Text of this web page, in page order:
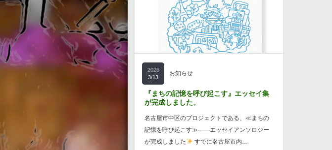
2026
3/13
お知らせ
『まちの記憶を呼び起こす』エッセイ集
が完成しました。
名古屋市中区のプロジェクトである、≪まちの
記憶を呼び起こす≫――エッセイアンソロジー
が完成しました
すでに名古屋市内…